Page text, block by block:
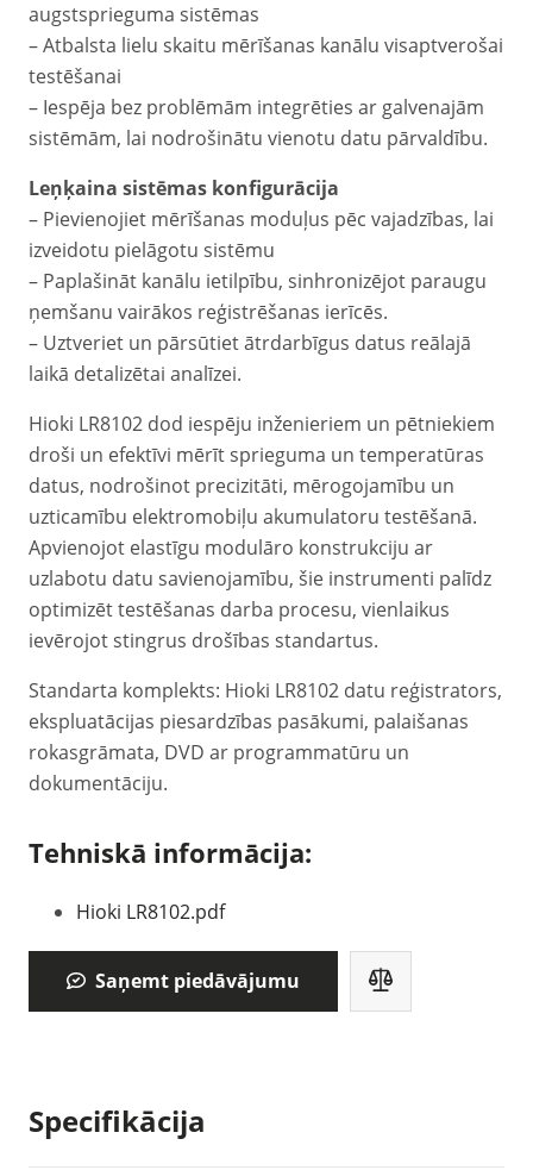
augstsprieguma sistēmas
– Atbalsta lielu skaitu mērīšanas kanālu visaptverošai
testēšanai
– Iespēja bez problēmām integrēties ar galvenajām
sistēmām, lai nodrošinātu vienotu datu pārvaldību.
Leņķaina sistēmas konfigurācija
– Pievienojiet mērīšanas moduļus pēc vajadzības, lai
izveidotu pielāgotu sistēmu
– Paplašināt kanālu ietilpību, sinhronizējot paraugu
ņemšanu vairākos reģistrēšanas ierīcēs.
– Uztveriet un pārsūtiet ātrdarbīgus datus reālajā
laikā detalizētai analīzei.
Hioki LR8102 dod iespēju inženieriem un pētniekiem
droši un efektīvi mērīt sprieguma un temperatūras
datus, nodrošinot precizitāti, mērogojamību un
uzticamību elektromobiļu akumulatoru testēšanā.
Apvienojot elastīgu modulāro konstrukciju ar
uzlabotu datu savienojamību, šie instrumenti palīdz
optimizēt testēšanas darba procesu, vienlaikus
ievērojot stingrus drošības standartus.
Standarta komplekts: Hioki LR8102 datu reģistrators,
ekspluatācijas piesardzības pasākumi, palaišanas
rokasgrāmata, DVD ar programmatūru un
dokumentāciju.
Tehniskā informācija:
Hioki LR8102.pdf
Saņemt piedāvājumu
Specifikācija